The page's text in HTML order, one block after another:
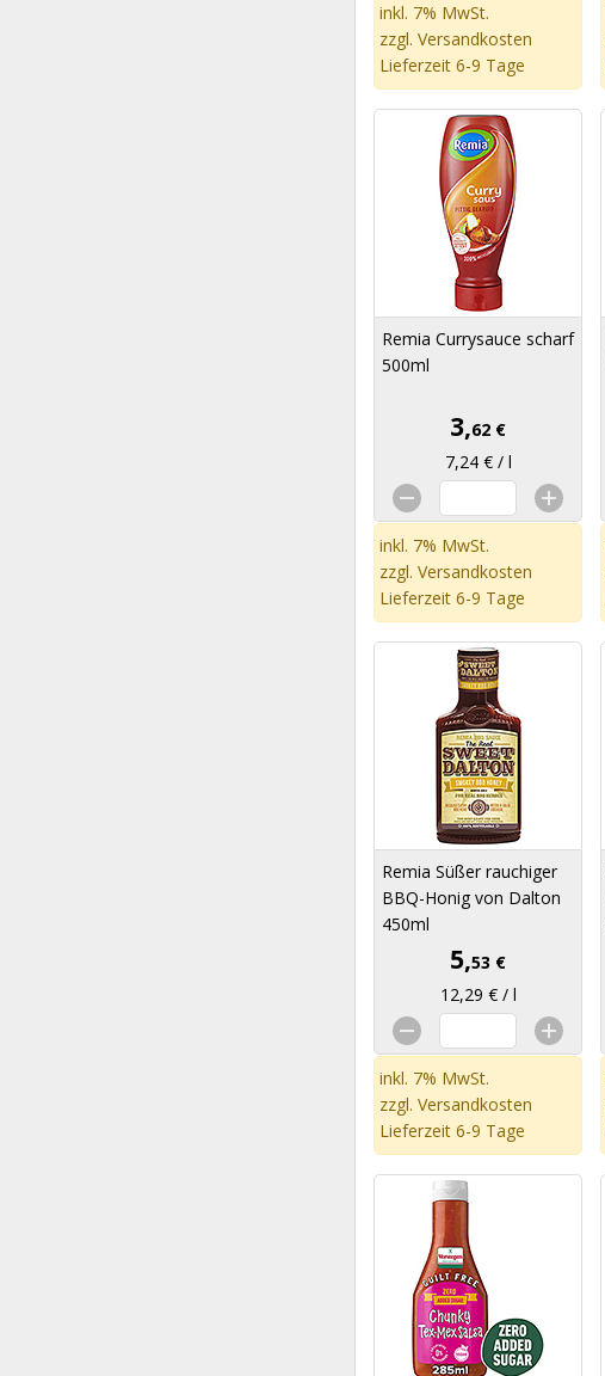
inkl. 7% MwSt.
zzgl. Versandkosten
Lieferzeit 6-9 Tage
Remia Currysauce scharf
500ml
3,62 €
7,24 € / l
inkl. 7% MwSt.
zzgl. Versandkosten
Lieferzeit 6-9 Tage
Remia Süßer rauchiger
BBQ-Honig von Dalton
450ml
5,53 €
12,29 € / l
inkl. 7% MwSt.
zzgl. Versandkosten
Lieferzeit 6-9 Tage